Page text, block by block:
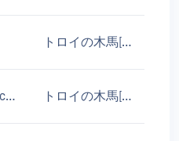
トロイの木馬[ダウンローダー]/MSWord.Agent.mo
ĐLTS gửi báo cáo mang tải 25 đến 31 tháng 5.xls トロイの木馬[ダウンローダー]/MSOffice.Agent.cf